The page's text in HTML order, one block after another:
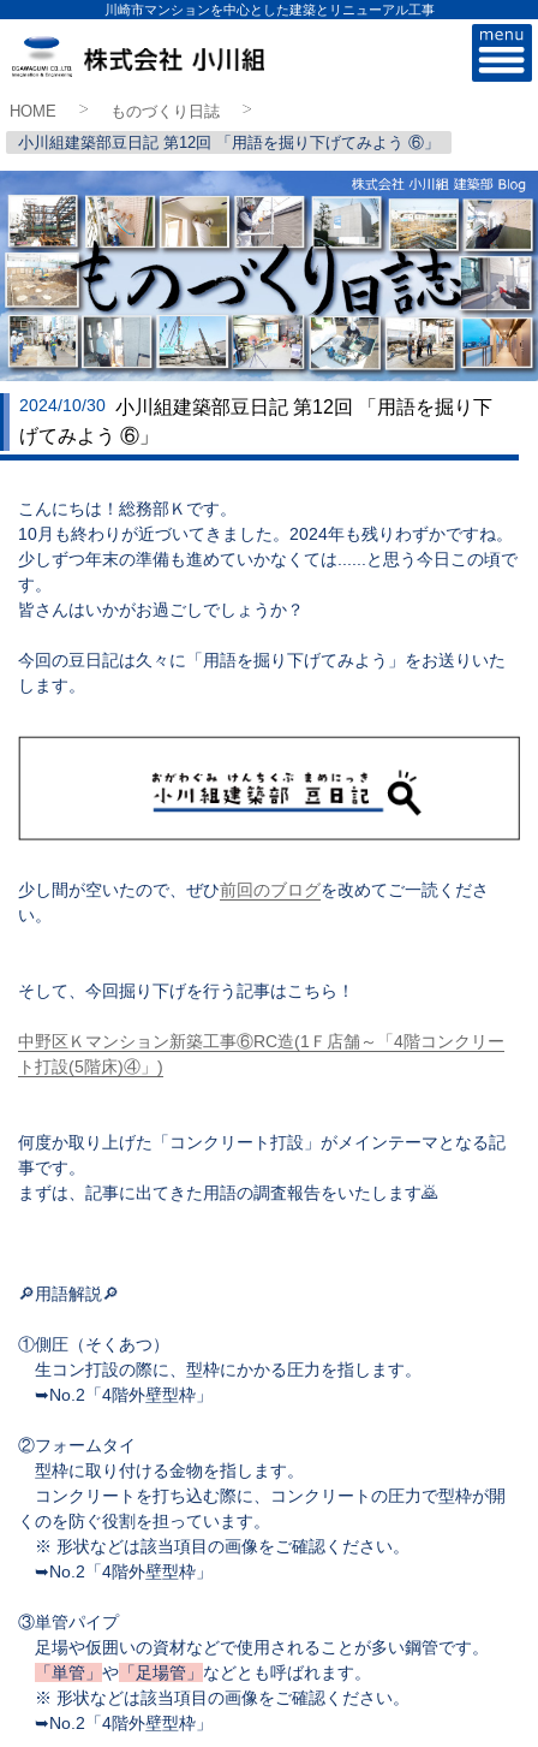
川崎市マンションを中心とした建築とリニューアル工事
HOME >ものづくり日誌
小川組建築部豆日記 第12回 「用語を掘り下げてみよう ⑥」
2024/10/30 小川組建築部豆日記 第12回 「用語を掘り下
げてみよう ⑥」
こんにちは！総務部Ｋです。
10月も終わりが近づいてきました。2024年も残りわずかですね。
少しずつ年末の準備も進めていかなくては......と思う今日この頃で
す。
皆さんはいかがお過ごしでしょうか？
今回の豆日記は久々に「 用語を掘り下げてみよう 」をお送りいた
します。
少し間が空いたので、ぜひ前回のブログを改めてご一読くださ
い。
そして、今回掘り下げを行う記事はこちら！
中野区Ｋマンション新築工事⑥RC造(1Ｆ店舗～「4階コンクリー
ト打設(5階床)④」)
何度か取り上げた「 コンクリート打設 」がメインテーマとなる記
事です。
まずは、記事に出てきた用語の調査報告をいたします🙇
🔎用語解説🔎
①側圧（そくあつ）
生コン打設の際に、型枠にかかる圧力を指します。
➥No.2「4階外壁型枠」
②フォームタイ
型枠に取り付ける金物を指します。
コンクリートを打ち込む際に、コンクリートの圧力で型枠が開
くのを防ぐ役割を担っています。
※ 形状などは該当項目の画像をご確認ください。
➥No.2「4階外壁型枠」
③単管パイプ
足場や仮囲いの資材などで使用されることが多い鋼管です。
「単管」 や 「足場管」 などとも呼ばれます。
※ 形状などは該当項目の画像をご確認ください。
➥No.2「4階外壁型枠」